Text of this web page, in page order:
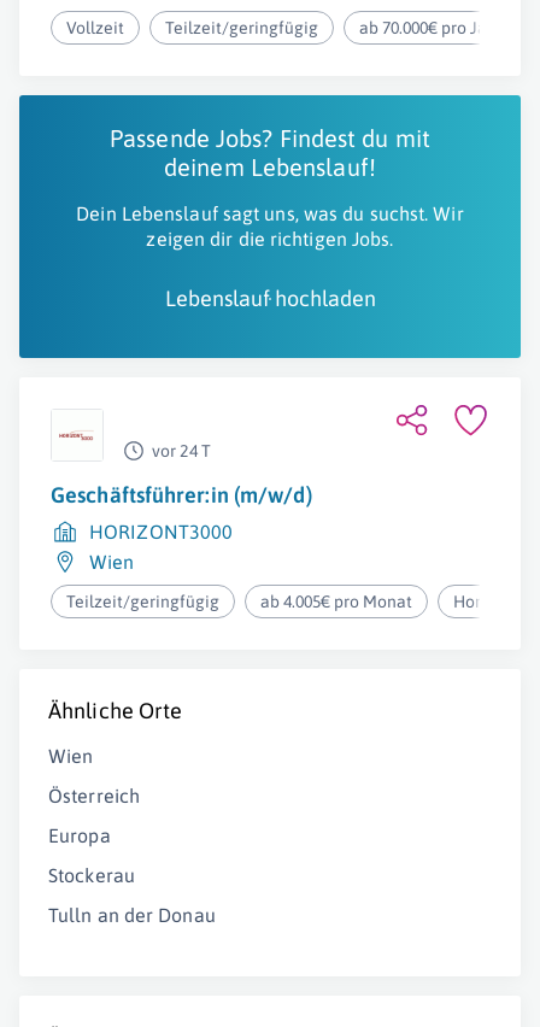
Vollzeit Teilzeit/geringfügig ab 70.000€ pro Jahr
Passende Jobs? Findest du mit
deinem Lebenslauf!
Dein Lebenslauf sagt uns, was du suchst. Wir
zeigen dir die richtigen Jobs.
Lebenslauf hochladen
vor 24 T
Geschäftsführer:in (m/w/d)
HORIZONT3000
Wien
Teilzeit/geringfügig ab 4.005€ pro Monat
Ähnliche Orte
Wien
Österreich
Europa
Stockerau
Tulln an der Donau